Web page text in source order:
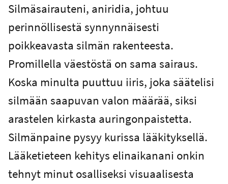
Silmäsairauteni, aniridia, johtuu
perinnöllisestä synnynnäisesti
poikkeavasta silmän rakenteesta.
Promillella väestöstä on sama sairaus.
Koska minulta puuttuu iiris, joka säätelisi
silmään saapuvan valon määrää, siksi
arastelen kirkasta auringonpaistetta.
Silmänpaine pysyy kurissa lääkityksellä.
Lääketieteen kehitys elinaikanani onkin
tehnyt minut osalliseksi visuaalisesta